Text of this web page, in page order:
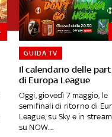
Il calendario delle
di Europa League
GUIDA TV
Oggi, giovedì 7 maggio, le
semifinali di ritorno di
League, su Sky e in
su NOW....